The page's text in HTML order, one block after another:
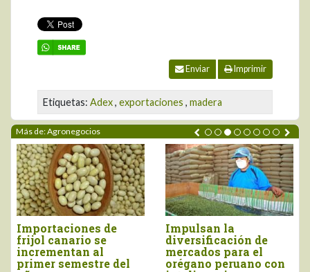
Enviar Imprimir
Etiquetas: Adex, exportaciones , madera
Más de: Agronegocios
Perú importó vino por
más de US$ 16,4
millones, entre enero
y junio
Tres pilares para
impulsar la
competitividad del
agro peruano